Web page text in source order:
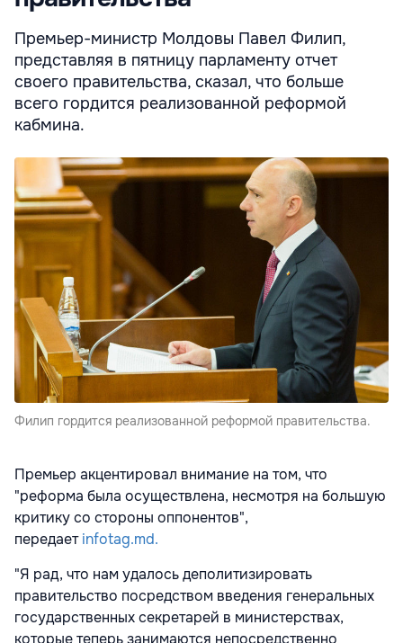
Премьер-министр Молдовы Павел Филип,
представляя в пятницу парламенту отчет
своего правительства, сказал, что больше
всего гордится реализованной реформой
кабмина.
Филип гордится реализованной реформой правительства.
Премьер акцентировал внимание на том, что
"реформа была осуществлена, несмотря на большую
критику со стороны оппонентов",
передаетinfotag.md.
"Я рад, что нам удалось деполитизировать
правительство посредством введения генеральных
государственных секретарей в министерствах,